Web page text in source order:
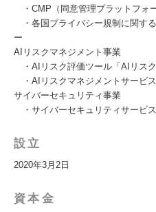
・CMP（同意管理プラットフォ
・各国プライバシー規制に関す
ー
AIリスクマネジメント事業
・AIリスク評価ツール「AIリス
・AIリスクマネジメントサービス
サイバーセキュリティ事業
・サイバーセキュリティサービス
設立
2020年3月2日
資本金